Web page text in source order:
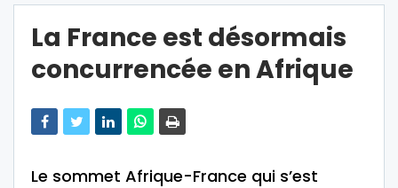
La France est désormais
concurrencée en Afrique
Le sommet Afrique-France qui s’est